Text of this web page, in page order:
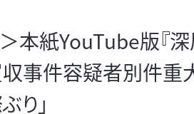
本紙YouTube版『
事件容疑者別件重大
り」